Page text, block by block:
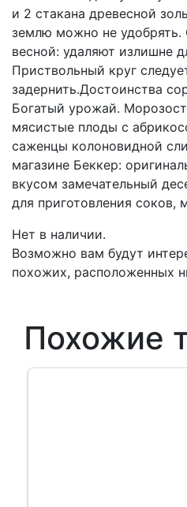
и 2 стакана древесной
землю можно не удобрять.
весной: удаляют излишне
Приствольный круг
задернить.Достоинства
Богатый урожай.
мясистые плоды с
саженцы колоновидной
магазине Беккер:
вкусом замечательный
для приготовления соков,
Нет в наличии.
Возможно вам будут
похожих, расположенных
Похожие